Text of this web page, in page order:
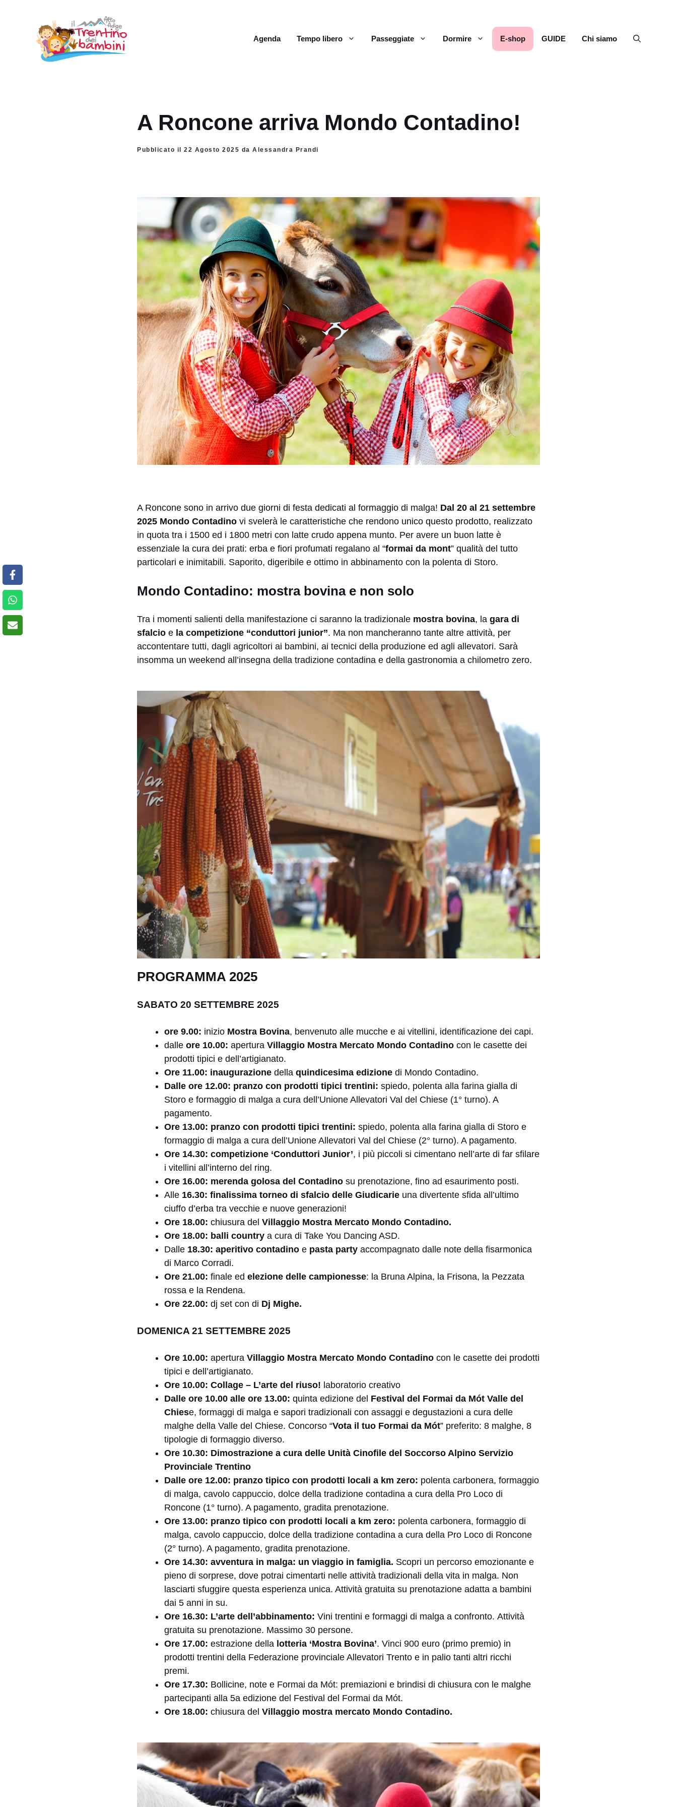
contenuto
Agenda Tempo libero Passeggiate Dormire E-shop GUIDE Chi siamo
A Roncone arriva Mondo Contadino!
Pubblicato il 22 Agosto 2025 da Alessandra Prandi
A Roncone sono in arrivo due giorni di festa dedicati al formaggio di malga! Dal 20 al 21 settembre
2025 Mondo Contadino vi svelerà le caratteristiche che rendono unico questo prodotto, realizzato
in quota tra i 1500 ed i 1800 metri con latte crudo appena munto. Per avere un buon latte è
essenziale la cura dei prati: erba e fiori profumati regalano al “formai da mont” qualità del tutto
particolari e inimitabili. Saporito, digeribile e ottimo in abbinamento con la polenta di Storo.
Mondo Contadino: mostra bovina e non solo
Tra i momenti salienti della manifestazione ci saranno la tradizionale mostra bovina, la gara di
sfalcio e la competizione “conduttori junior”. Ma non mancheranno tante altre attività, per
accontentare tutti, dagli agricoltori ai bambini, ai tecnici della produzione ed agli allevatori. Sarà
insomma un weekend all’insegna della tradizione contadina e della gastronomia a chilometro zero.
PROGRAMMA 2025
SABATO 20 SETTEMBRE 2025
ore 9.00: inizio Mostra Bovina, benvenuto alle mucche e ai vitellini, identificazione dei capi.
dalle ore 10.00: apertura Villaggio Mostra Mercato Mondo Contadino con le casette dei
prodotti tipici e dell’artigianato.
Ore 11.00: inaugurazione della quindicesima edizione di Mondo Contadino.
Dalle ore 12.00: pranzo con prodotti tipici trentini: spiedo, polenta alla farina gialla di
Storo e formaggio di malga a cura dell’Unione Allevatori Val del Chiese (1° turno). A
pagamento.
Ore 13.00: pranzo con prodotti tipici trentini: spiedo, polenta alla farina gialla di Storo e
formaggio di malga a cura dell’Unione Allevatori Val del Chiese (2° turno). A pagamento.
Ore 14.30: competizione ‘Conduttori Junior’, i più piccoli si cimentano nell’arte di far sfilare
i vitellini all’interno del ring.
Ore 16.00: merenda golosa del Contadino su prenotazione, fino ad esaurimento posti.
Alle 16.30: finalissima torneo di sfalcio delle Giudicarie una divertente sfida all’ultimo
ciuffo d’erba tra vecchie e nuove generazioni!
Ore 18.00: chiusura del Villaggio Mostra Mercato Mondo Contadino.
Ore 18.00: balli country a cura di Take You Dancing ASD.
Dalle 18.30: aperitivo contadino e pasta party accompagnato dalle note della fisarmonica
di Marco Corradi.
Ore 21.00: finale ed elezione delle campionesse: la Bruna Alpina, la Frisona, la Pezzata
rossa e la Rendena.
Ore 22.00: dj set con di Dj Mighe.
DOMENICA 21 SETTEMBRE 2025
Ore 10.00: apertura Villaggio Mostra Mercato Mondo Contadino con le casette dei prodotti
tipici e dell’artigianato.
Ore 10.00: Collage – L’arte del riuso! laboratorio creativo
Dalle ore 10.00 alle ore 13.00: quinta edizione del Festival del Formai da Mót Valle del
Chiese, formaggi di malga e sapori tradizionali con assaggi e degustazioni a cura delle
malghe della Valle del Chiese. Concorso “Vota il tuo Formai da Mót” preferito: 8 malghe, 8
tipologie di formaggio diverso.
Ore 10.30: Dimostrazione a cura delle Unità Cinofile del Soccorso Alpino Servizio
Provinciale Trentino
Dalle ore 12.00: pranzo tipico con prodotti locali a km zero: polenta carbonera, formaggio
di malga, cavolo cappuccio, dolce della tradizione contadina a cura della Pro Loco di
Roncone (1° turno). A pagamento, gradita prenotazione.
Ore 13.00: pranzo tipico con prodotti locali a km zero: polenta carbonera, formaggio di
malga, cavolo cappuccio, dolce della tradizione contadina a cura della Pro Loco di Roncone
(2° turno). A pagamento, gradita prenotazione.
Ore 14.30: avventura in malga: un viaggio in famiglia. Scopri un percorso emozionante e
pieno di sorprese, dove potrai cimentarti nelle attività tradizionali della vita in malga. Non
lasciarti sfuggire questa esperienza unica. Attività gratuita su prenotazione adatta a bambini
dai 5 anni in su.
Ore 16.30: L’arte dell’abbinamento: Vini trentini e formaggi di malga a confronto. Attività
gratuita su prenotazione. Massimo 30 persone.
Ore 17.00: estrazione della lotteria ‘Mostra Bovina’. Vinci 900 euro (primo premio) in
prodotti trentini della Federazione provinciale Allevatori Trento e in palio tanti altri ricchi
premi.
Ore 17.30: Bollicine, note e Formai da Mót: premiazioni e brindisi di chiusura con le malghe
partecipanti alla 5a edizione del Festival del Formai da Mót.
Ore 18.00: chiusura del Villaggio mostra mercato Mondo Contadino.